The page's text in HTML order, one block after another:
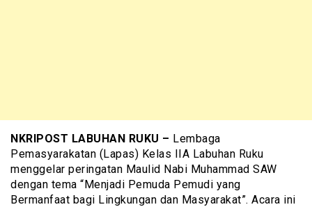
NKRIPOST LABUHAN RUKU – Lembaga
Pemasyarakatan (Lapas) Kelas IIA Labuhan Ruku
menggelar peringatan Maulid Nabi Muhammad SAW
dengan tema “Menjadi Pemuda Pemudi yang
Bermanfaat bagi Lingkungan dan Masyarakat”. Acara ini